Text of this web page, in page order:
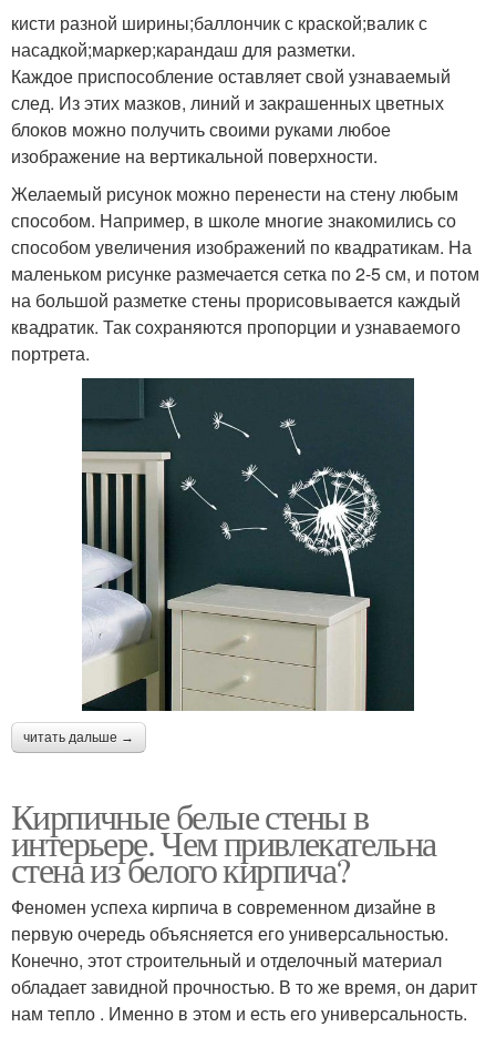
кисти разной ширины;баллончик с краской;валик с
насадкой;маркер;карандаш для разметки.
Каждое приспособление оставляет свой узнаваемый
след. Из этих мазков, линий и закрашенных цветных
блоков можно получить своими руками любое
изображение на вертикальной поверхности.
Желаемый рисунок можно перенести на стену любым
способом. Например, в школе многие знакомились со
способом увеличения изображений по квадратикам. На
маленьком рисунке размечается сетка по 2-5 см, и потом
на большой разметке стены прорисовывается каждый
квадратик. Так сохраняются пропорции и узнаваемого
портрета.
читать дальше →
Кирпичные белые стены в
интерьере. Чем привлекательна
стена из белого кирпича?
Феномен успеха кирпича в современном дизайне в
первую очередь объясняется его универсальностью.
Конечно, этот строительный и отделочный материал
обладает завидной прочностью. В то же время, он дарит
нам тепло . Именно в этом и есть его универсальность.